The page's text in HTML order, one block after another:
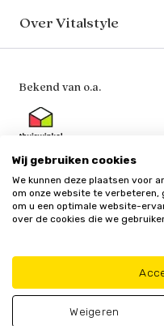
Over Vitalstyle
Bekend van o.a.
Veilig en vertrouwd
Wij gebruiken cookies
We kunnen deze plaatsen voor
om onze website te verbeteren,
om u een optimale website-
over de cookies die we
Weigeren